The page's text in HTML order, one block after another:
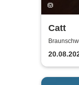
Catt